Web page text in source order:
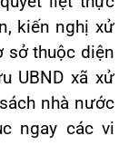
kiến nghị xử
sở thuộc diện
UBND xã xử
nhà nước
ngay các vi